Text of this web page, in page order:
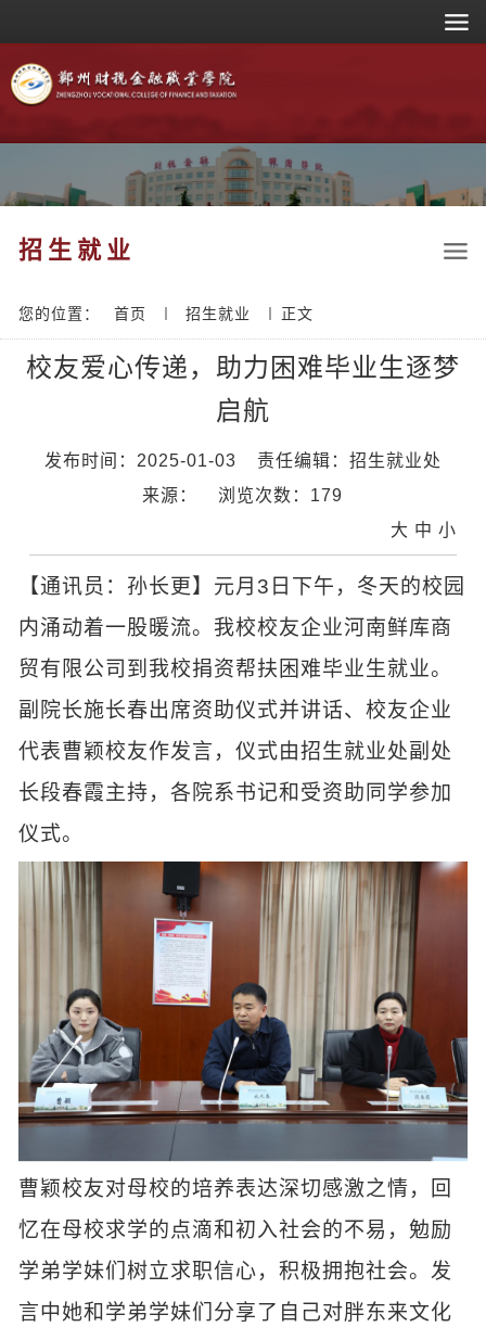
招生就业
您的位置： 首页 招生就业 正文
校友爱心传递，助力困难毕业生逐梦
启航
发布时间：2025-01-03
责任编辑：招生就业处
来源：
浏览次数： 179
大 中 小
【通讯员：孙长更】元月3日下午，冬天的校园
内涌动着一股暖流。我校校友企业河南鲜库商
贸有限公司到我校捐资帮扶困难毕业生就业。
副院长施长春出席资助仪式并讲话、校友企业
代表曹颖校友作发言，仪式由招生就业处副处
长段春霞主持，各院系书记和受资助同学参加
仪式。
曹颖校友对母校的培养表达深切感激之情，回
忆在母校求学的点滴和初入社会的不易，勉励
学弟学妹们树立求职信心，积极拥抱社会。发
言中她和学弟学妹们分享了自己对胖东来文化